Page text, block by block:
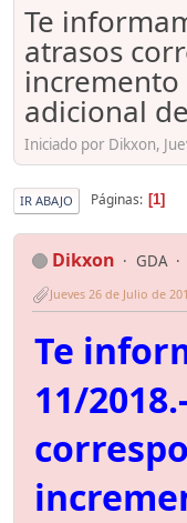
Te
atrasos
incremento
adicional
Iniciado por Dikxon,
IR ABAJO Páginas 1
Dikxon GDA
Jueves 26 de Julio de
Te
11/